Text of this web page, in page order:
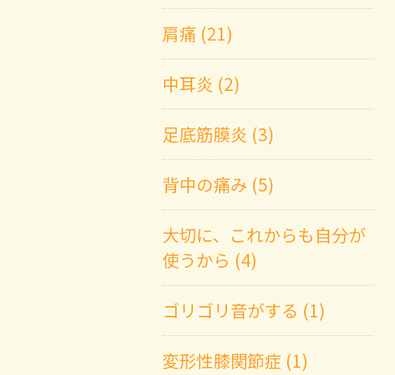
肩痛 (21)
中耳炎 (2)
足底筋膜炎 (3)
背中の痛み (5)
大切に、これからも自分が
使うから (4)
ゴリゴリ音がする (1)
変形性膝関節症 (1)